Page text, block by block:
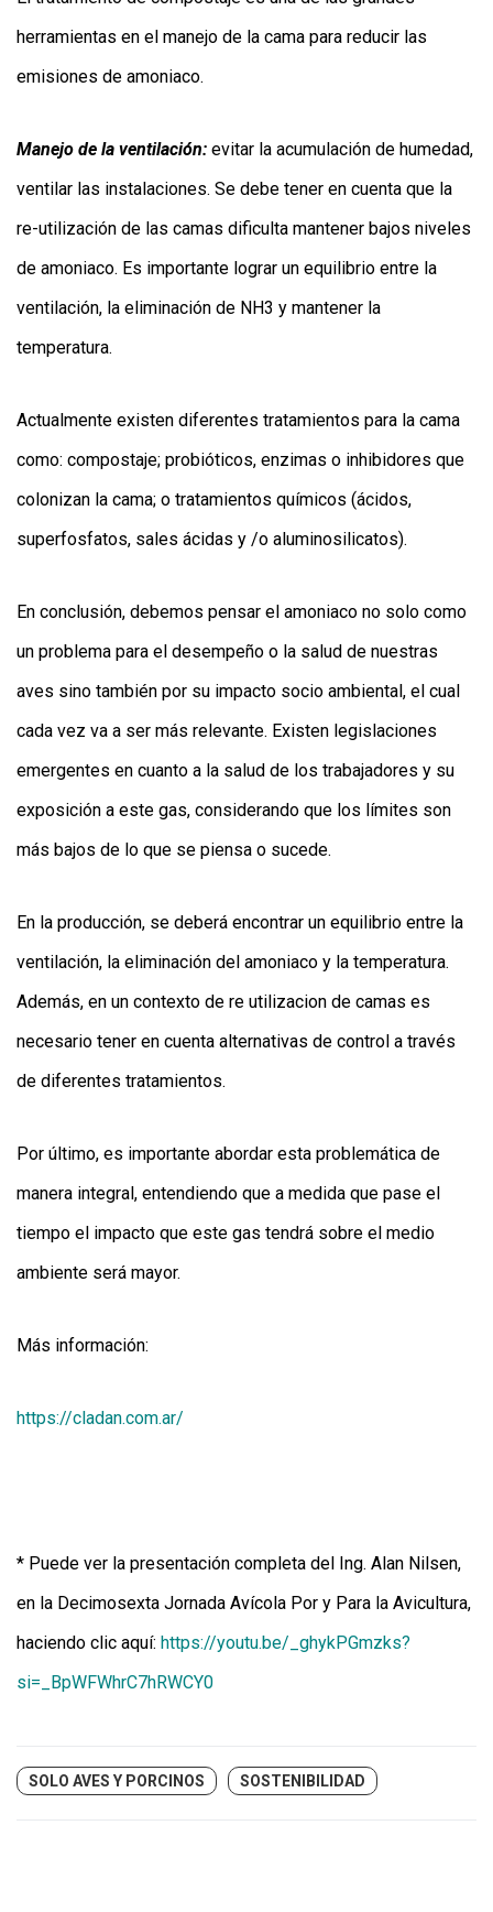
herramientas en el manejo de la cama para reducir las
emisiones de amoniaco.
Manejo de la ventilación: evitar la acumulación de humedad,
ventilar las instalaciones. Se debe tener en cuenta que la
re-utilización de las camas dificulta mantener bajos niveles
de amoniaco. Es importante lograr un equilibrio entre la
ventilación, la eliminación de NH3 y mantener la
temperatura.
Actualmente existen diferentes tratamientos para la cama
como: compostaje; probióticos, enzimas o inhibidores que
colonizan la cama; o tratamientos químicos (ácidos,
superfosfatos, sales ácidas y /o aluminosilicatos).
En conclusión, debemos pensar el amoniaco no solo como
un problema para el desempeño o la salud de nuestras
aves sino también por su impacto socio ambiental, el cual
cada vez va a ser más relevante. Existen legislaciones
emergentes en cuanto a la salud de los trabajadores y su
exposición a este gas, considerando que los límites son
más bajos de lo que se piensa o sucede.
En la producción, se deberá encontrar un equilibrio entre la
ventilación, la eliminación del amoniaco y la temperatura.
Además, en un contexto de re utilizacion de camas es
necesario tener en cuenta alternativas de control a través
de diferentes tratamientos.
Por último, es importante abordar esta problemática de
manera integral, entendiendo que a medida que pase el
tiempo el impacto que este gas tendrá sobre el medio
ambiente será mayor.
Más información:
https://cladan.com.ar/
* Puede ver la presentación completa del Ing. Alan Nilsen,
en la Decimosexta Jornada Avícola Por y Para la Avicultura,
haciendo clic aquí: https://youtu.be/_ghykPGmzks?
si=_BpWFWhrC7hRWCY0
SOLO AVES Y PORCINOS SOSTENIBILIDAD